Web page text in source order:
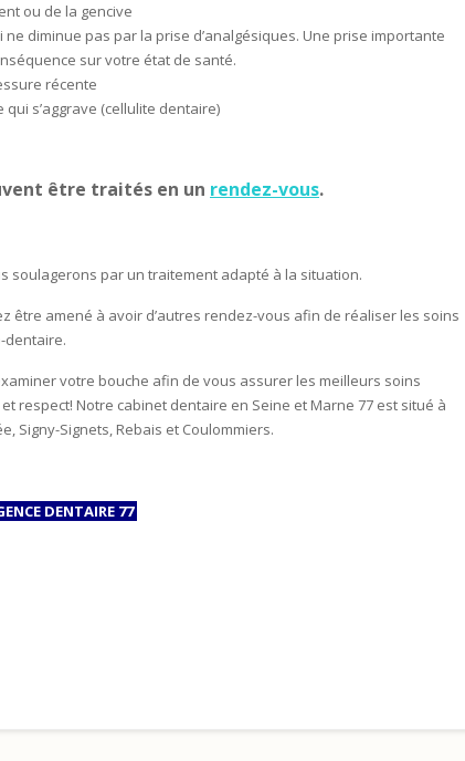
ou de la gencive
diminue pas par la prise d’analgésiques. Une prise importante
sur votre état de santé.
récente
s’aggrave (cellulite dentaire)
être traités en un rendez-vous.
soulagerons par un traitement adapté à la situation.
être amené à avoir d’autres rendez-vous afin de réaliser les soins
dentaire.
votre bouche afin de vous assurer les meilleurs soins
respect! Notre cabinet dentaire en Seine et Marne 77 est situé à
Signy-Signets, Rebais et Coulommiers.
DENTAIRE 77